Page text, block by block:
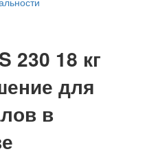
230 18 кг
для
в